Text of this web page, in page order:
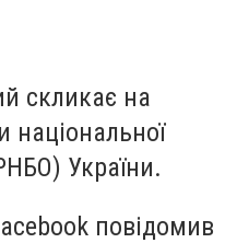
скликає на
національної
України.
повідомив